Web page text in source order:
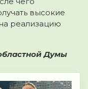
высокие
реализацию
Думы